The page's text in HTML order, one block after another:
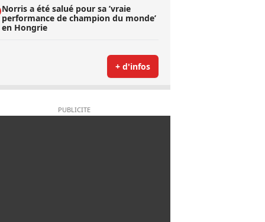
Norris a été salué pour sa ’vraie
performance de champion du monde’
en Hongrie
+ d'infos